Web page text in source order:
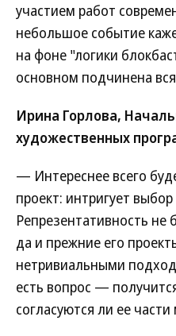
участием работ
небольшое событие
на фоне "логики
основном подчинена
Ирина Горлова,
художественных
— Интереснее всего
проект: интригует
Репрезентативность не
да и прежние его
нетривиальными
есть вопрос —
согласуются ли ее